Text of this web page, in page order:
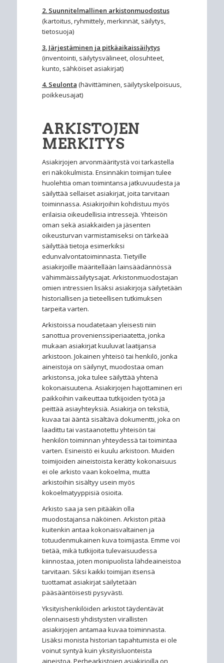
2. Suunnitelmallinen arkistonmuodostus
(kartoitus, ryhmittely, merkinnät, säilytys,
tietosuoja)
3. Järjestäminen ja pitkäaikaissäilytys
(inventointi, säilytysvälineet, olosuhteet,
kunto, sähköiset asiakirjat)
4. Seulonta (hävittäminen, säilytyskelpoisuus,
poikkeusajat)
ARKISTOJEN
MERKITYS
Asiakirjojen arvonmääritystä voi tarkastella
eri näkökulmista. Ensinnäkin toimijan tulee
huolehtia oman toimintansa jatkuvuudesta ja
säilyttää sellaiset asiakirjat, joita tarvitaan
toiminnassa. Asiakirjoihin kohdistuu myös
erilaisia oikeudellisia intressejä. Yhteisön
oman sekä asiakkaiden ja jäsenten
oikeusturvan varmistamiseksi on tärkeää
säilyttää tietoja esimerkiksi
edunvalvontatoiminnasta. Tietyille
asiakirjoille määritellään lainsäädännössä
vähimmäissäilytysajat. Arkistonmuodostajan
omien intressien lisäksi asiakirjoja säilytetään
historiallisen ja tieteellisen tutkimuksen
tarpeita varten.
Arkistoissa noudatetaan yleisesti niin
sanottua provenienssiperiaatetta, jonka
mukaan asiakirjat kuuluvat laatijansa
arkistoon. Jokainen yhteisö tai henkilö, jonka
aineistoja on säilynyt, muodostaa oman
arkistonsa, joka tulee säilyttää yhtenä
kokonaisuutena. Asiakirjojen hajottaminen eri
paikkoihin vaikeuttaa tutkijoiden työtä ja
peittää asiayhteyksiä. Asiakirja on tekstiä,
kuvaa tai ääntä sisältävä dokumentti, joka on
laadittu tai vastaanotettu yhteisön tai
henkilön toiminnan yhteydessä tai toimintaa
varten. Esineistö ei kuulu arkistoon. Muiden
toimijoiden aineistoista kerätty kokonaisuus
ei ole arkisto vaan kokoelma, mutta
arkistoihin sisältyy usein myös
kokoelmatyyppisiä osioita.
Arkisto saa ja sen pitääkin olla
muodostajansa näköinen. Arkiston pitää
kuitenkin antaa kokonaisvaltainen ja
totuudenmukainen kuva toimijasta. Emme voi
tietää, mikä tutkijoita tulevaisuudessa
kiinnostaa, joten monipuolista lähdeaineistoa
tarvitaan. Siksi kaikki toimijan itsensä
tuottamat asiakirjat säilytetään
pääsääntöisesti pysyvästi.
Yksityishenkilöiden arkistot täydentävät
olennaisesti yhdistysten virallisten
asiakirjojen antamaa kuvaa toiminnasta.
Lisäksi monista historian tapahtumista ei ole
voinut syntyä kuin yksityisluonteista